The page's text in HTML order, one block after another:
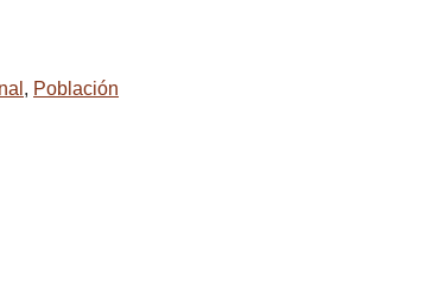
, Población